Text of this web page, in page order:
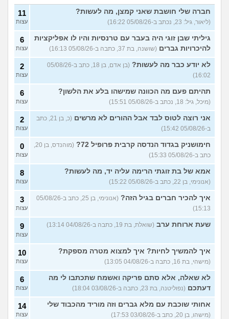
(רוויטל, בת 24)
14
עצות
בנות,אתן הייתן "מסדרות" את
אח שלכם במצב כזה?
(לוחם שקרוב ל'חרור, בן 21)
מסאג׳יסט מעורער
(מסאג׳יסט מעורער, בן 26)
4
עצות
אנחנו מקיימים יחסים עם
בגדים וזה לא מפריע לבעלי,
מה לעשות?
5
עצות
מחזור לאחר כמה שעות, זה
בטוח?
(שלומי, בן 21)
9
עצות
נשוי מפנטז על ליידיבויס
(מאטיטיהו, בן 37)
3
עצות
למישהו יש עצה איך לדכא את
החשק המיני?
עוד שאלות חדשות במדור
חברה שלי חושבת שאני קמצן, מה לעשות?
(ליאור, גיל: 23, נכתב ב-05/08/26 16:22)
11
עצות
גיליתי שבן זוגי היה בעבר עם טרנסיות והיו לו אפליקציות
להיכרויות גברים (שושנה, בת 37, כתבה ב-05/08/26 16:13)
6
עצות
לא יודע כבר מה לעשות?
(בן אדם, בן 18, כתב ב-05/08/26
16:02)
2
עצות
תהיתם פעם מה הכוונה שמישהו בלע את הלשון?
(מיכל, גיל: 18, נכתב ב-05/08/26 15:51)
6
עצות
אני רוצה לטוס לבד אבל ההורים לא מרשים
(כ, בן 21, כתב
ב-05/08/26 15:42)
2
עצות
חימושניק בגדוד הנדסה קרבית פרופיל 72?
כתב ב-05/08/26 15:33)
0
עצות
אמא של בת זוגתי הרימה עליה יד, מה לעשות?
(אנונימי, בן 22, כתב ב-05/08/26 15:22)
8
עצות
איך להכיר חברים בגיל הזה?
(אנונימי, בן 25, כתב ב-05/08/26
15:13)
3
עצות
שעת ארוחת ערב (שואלת, בת 19, כתבה ב-04/08/26 13:14) 9
עצות
איך להמשיך לחיות? איך למצוא מטרה מספקת?
(מישהי, בת 16, כתבה ב-04/08/26 13:05)
10
עצות
לא שאלה, אלא סתם פריקה ואשמח שתכתבו לי מה
דעתכם (נפוליטנה, בת 23, כתבה ב-03/08/26 18:04)
6
עצות
אחותי שוכבת עם מלא גברים וזה מוריד מהכבוד שלי
(מישהו, בן 20, כתב ב-03/08/26 17:53)
14
עצות